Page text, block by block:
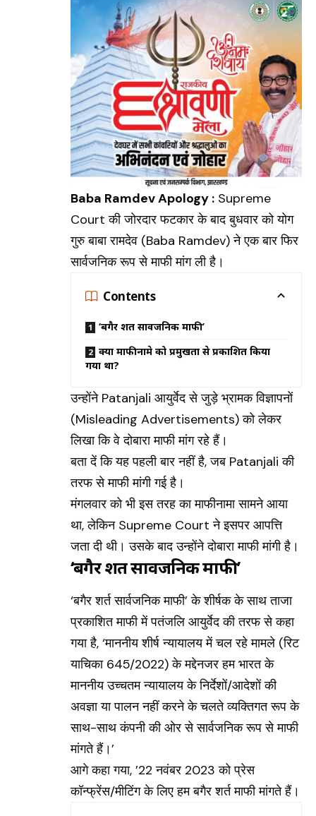
Baba Ramdev Apology : Supreme
Court की जोरदार फटकार के बाद बुधवार को योग
गुरु बाबा रामदेव (Baba Ramdev) ने एक बार फिर
सार्वजनिक रूप से माफी मांग ली है।
Contents
‘बगैर शर्त सार्वजनिक माफी’
क्या माफीनामे को प्रमुखता से प्रकाशित किया
गया था?
उन्होंने Patanjali आयुर्वेद से जुड़े भ्रामक विज्ञापनों
(Misleading Advertisements) को लेकर
लिखा कि वे दोबारा माफी मांग रहे हैं।
बता दें कि यह पहली बार नहीं है, जब Patanjali की
तरफ से माफी मांगी गई है।
मंगलवार को भी इस तरह का माफीनामा सामने आया
था, लेकिन Supreme Court ने इसपर आपत्ति
जता दी थी। उसके बाद उन्होंने दोबारा माफी मांगी है।
‘बगैर शर्त सार्वजनिक माफी’
‘बगैर शर्त सार्वजनिक माफी’ के शीर्षक के साथ ताजा
प्रकाशित माफी में पतंजलि आयुर्वेद की तरफ से कहा
गया है, ‘माननीय शीर्ष न्यायालय में चल रहे मामले (रिट
याचिका 645/2022) के मद्देनजर हम भारत के
माननीय उच्चतम न्यायालय के निर्देशों/आदेशों की
अवज्ञा या पालन नहीं करने के चलते व्यक्तिगत रूप के
साथ-साथ कंपनी की ओर से सार्वजनिक रूप से माफी
मांगते हैं।’
आगे कहा गया, ’22 नवंबर 2023 को प्रेस
कॉन्फ्रेंस/मीटिंग के लिए हम बगैर शर्त माफी मांगते हैं।